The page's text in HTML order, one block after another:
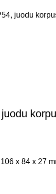
juodu
x 84 x 27